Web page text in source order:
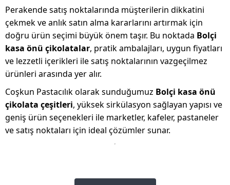
Perakende satış noktalarında müşterilerin dikkatini
çekmek ve anlık satın alma kararlarını artırmak için
doğru ürün seçimi büyük önem taşır. Bu noktada Bolçi
kasa önü çikolatalar, pratik ambalajları, uygun fiyatları
ve lezzetli içerikleri ile satış noktalarının vazgeçilmez
ürünleri arasında yer alır.
Coşkun Pastacılık olarak sunduğumuz Bolçi kasa önü
çikolata çeşitleri, yüksek sirkülasyon sağlayan yapısı ve
geniş ürün seçenekleri ile marketler, kafeler, pastaneler
ve satış noktaları için ideal çözümler sunar.